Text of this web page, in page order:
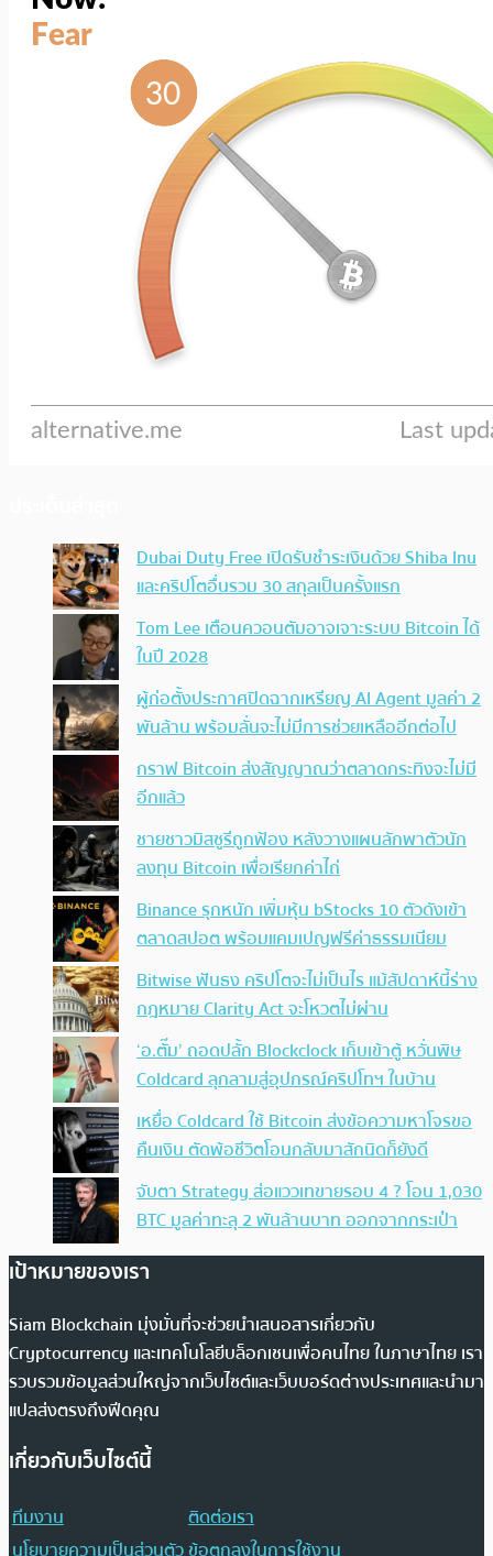
Dubai Duty Free เปิดรับชำระเงินด้วย Shiba Inu
และคริปโตอื่นรวม 30 สกุลเป็นครั้งแรก
Tom Lee เตือนควอนตัมอาจเจาะระบบ Bitcoin ได้
ในปี 2028
ผู้ก่อตั้งประกาศปิดฉากเหรียญ AI Agent มูลค่า 2
พันล้าน พร้อมลั่นจะไม่มีการช่วยเหลืออีกต่อไป
กราฟ Bitcoin ส่งสัญญาณว่าตลาดกระทิงจะไม่มี
อีกแล้ว
ชายชาวมิสซูรีถูกฟ้อง หลังวางแผนลักพาตัวนัก
ลงทุน Bitcoin เพื่อเรียกค่าไถ่
Binance รุกหนัก เพิ่มหุ้น bStocks 10 ตัวดังเข้า
ตลาดสปอต พร้อมแคมเปญฟรีค่าธรรมเนียม
Bitwise ฟันธง คริปโตจะไม่เป็นไร แม้สัปดาห์นี้ร่าง
กฎหมาย Clarity Act จะโหวตไม่ผ่าน
‘อ.ตั๊ม’ ถอดปลั้ก Blockclock เก็บเข้าตู้ หวั่นพิษ
Coldcard ลุกลามสู่อุปกรณ์คริปโทฯ ในบ้าน
เหยื่อ Coldcard ใช้ Bitcoin ส่งข้อความหาโจรขอ
คืนเงิน ตัดพ้อชีวิตโอนกลับมาสักนิดก็ยังดี
จับตา Strategy ส่อแววเทขายรอบ 4 ? โอน 1,030
BTC มูลค่าทะลุ 2 พันล้านบาท ออกจากกระเป๋า
เป้าหมายของเรา
Siam Blockchain มุ่งมั่นที่จะช่วยนำเสนอสารเกี่ยวกับ
Cryptocurrency และเทคโนโลยีบล็อกเชนเพื่อคนไทย ในภาษาไทย เรา
รวบรวมข้อมูลส่วนใหญ่จากเว็บไซต์และเว็บบอร์ดต่างประเทศและนำมา
แปลส่งตรงถึงฟีดคุณ
เกี่ยวกับเว็บไซต์นี้
ทีมงาน
ติดต่อเรา